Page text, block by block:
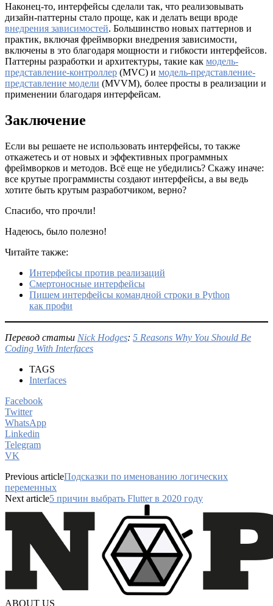
Наконец-то, интерфейсы сделали так, что реализовывать
дизайн-паттерны стало проще, как и делать вещи вроде
внедрения зависимостей. Большинство новых паттернов и
практик, включая фреймворки внедрения зависимости,
включены в это благодаря мощности и гибкости интерфейсов.
Паттерны разработки и архитектуры, такие как модель-
представление-контроллер (MVC) и модель-представление-
представление модели (MVVM), более просты в реализации и
применении благодаря интерфейсам.
Заключение
Если вы решаете не использовать интерфейсы, то также
откажетесь и от новых и эффективных программных
фреймворков и методов. Всё еще не убедились? Скажу иначе:
все крутые программисты создают интерфейсы, а вы ведь
хотите быть крутым разработчиком, верно?
Спасибо, что прочли!
Надеюсь, было полезно!
Читайте также:
Интерфейсы против реализаций
Смертоносные интерфейсы
Пишем интерфейсы командной строки в Python
как профи
Перевод статьи Nick Hodges: 5 Reasons Why You Should Be
Coding With Interfaces
TAGS
Interfaces
Facebook
Twitter
WhatsApp
Linkedin
Telegram
VK
Previous articleПодсказки по именованию логических
переменных
Next article5 причин выбрать Flutter в 2020 году
ABOUT US